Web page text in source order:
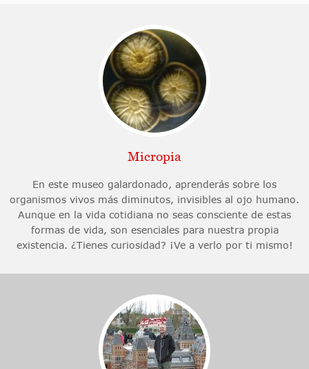
Micropia
En este museo galardonado, aprenderás sobre los
organismos vivos más diminutos, invisibles al ojo humano.
Aunque en la vida cotidiana no seas consciente de estas
formas de vida, son esenciales para nuestra propia
existencia. ¿Tienes curiosidad? ¡Ve a verlo por ti mismo!